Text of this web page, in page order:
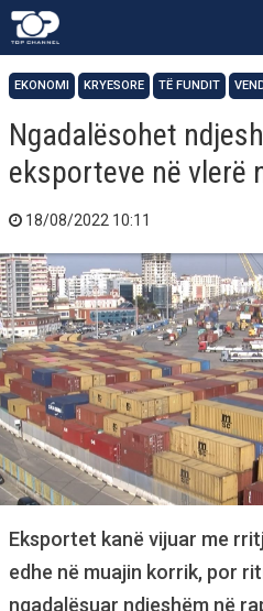
EKONOMI KRYESORE TË FUNDIT
Ngadalësohet
eksporteve në vlerë
18/08/2022 10:11
Eksportet kanë vijuar me
edhe në muajin korrik, por
ngadalësuar ndjeshëm në